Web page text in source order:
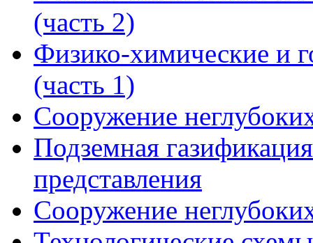
(часть 2)
Физико-химические и
(часть 1)
Сооружение
Подземная
представления
Сооружение